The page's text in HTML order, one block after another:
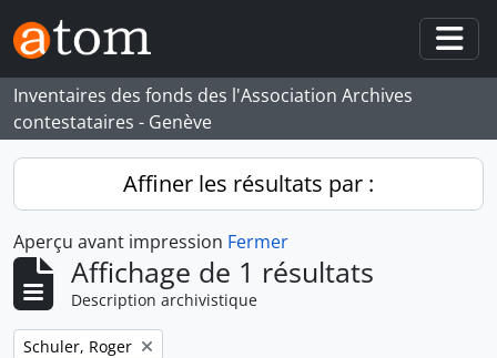
Skip to main content
Inventaires des fonds des l'Association Archives
contestataires - Genève
Affiner les résultats par :
Aperçu avant impression Fermer
Affichage de 1 résultats
Description archivistique
Remove filter:
Schuler, Roger